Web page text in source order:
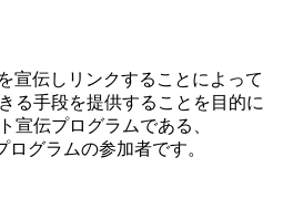
宣伝しリンクすることによって
る手段を提供することを目的に
宣伝プログラムである、
グラムの参加者です。